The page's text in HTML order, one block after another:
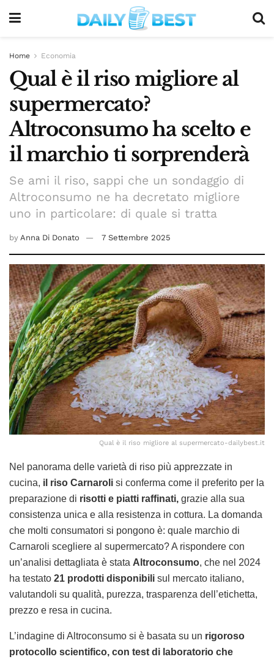
Home Economia
Qual è il riso migliore al
supermercato?
Altroconsumo ha scelto e
il marchio ti sorprenderà
Se ami il riso, sappi che un sondaggio di
Altroconsumo ne ha decretato migliore
uno in particolare: di quale si tratta
by Anna Di Donato 7 Settembre 2025
Qual è il riso migliore al supermercato-dailybest.it
Nel panorama delle varietà di riso più apprezzate in
cucina, il riso Carnaroli si conferma come il preferito per la
preparazione di risotti e piatti raffinati, grazie alla sua
consistenza unica e alla resistenza in cottura. La domanda
che molti consumatori si pongono è: quale marchio di
Carnaroli scegliere al supermercato? A rispondere con
un’analisi dettagliata è stata Altroconsumo, che nel 2024
ha testato 21 prodotti disponibili sul mercato italiano,
valutandoli su qualità, purezza, trasparenza dell’etichetta,
prezzo e resa in cucina.
L’indagine di Altroconsumo si è basata su un rigoroso
protocollo scientifico, con test di laboratorio che